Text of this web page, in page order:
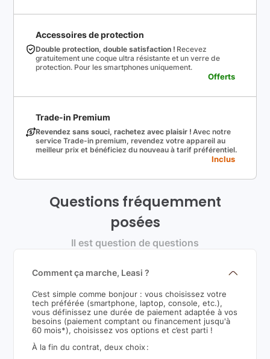
Accessoires de protection
Double protection, double satisfaction ! Recevez
gratuitement une coque ultra résistante et un verre de
protection. Pour les smartphones uniquement.
Offerts
Trade-in Premium
Revendez sans souci, rachetez avec plaisir ! Avec notre
service Trade-in premium, revendez votre appareil au
meilleur prix et bénéficiez du nouveau à tarif préférentiel.
Inclus
Questions fréquemment
posées
Il est question de questions
Comment ça marche, Leasi ?
C’est simple comme bonjour : vous choisissez votre
tech préférée (smartphone, laptop, console, etc.),
vous définissez une durée de paiement adaptée à vos
besoins (paiement comptant ou financement jusqu'à
60 mois*), choisissez vos options et c’est parti !
À la fin du contrat, deux choix :